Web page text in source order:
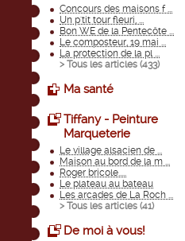
Concours des maisons f ...
Un p'tit tour fleuri, ...
Bon WE de la Pentecôte ...
Le composteur, 19 mai ...
La protection de la pl ...
> Tous les articles (433)
Ma santé
Tiffany - Peinture
Marqueterie
Le village alsacien de ...
Maison au bord de la m ...
Roger bricole.....
Le plateau au bateau
Les arcades de La Roch ...
> Tous les articles (41)
De moi à vous!